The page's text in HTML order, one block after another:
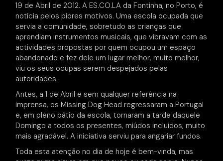
19 de Abril de 2012. A ES.CO.LA da Fontinha, no Porto, é
notícia pelos piores motivos. Uma escola ocupada que
servia a comunidade, sobretudo as crianças que
aprendiam instrumentos musicais, que vibravam com as
actividades propostas por quem ocupou um espaço
abandonado e fez dele um lugar melhor, muito melhor,
viu os seus ocupas serem despejados pelas
autoridades.
Antes, a 1 de Abril e sem qualquer referência na
imprensa, os Missing Dog Head regressaram a Portugal
e, em pleno pátio da escola, tornaram a tarde daquele
Domingo a todos os presentes, miúdos incluídos, muito
mais agradável. A iniciativa serviu para angariar fundos.
Toda esta atenção no dia de hoje é bem-vinda, mas